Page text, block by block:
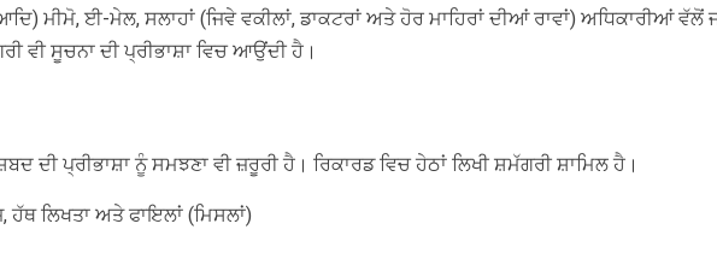
ਮੀਮੋ, ਈ-ਮੇਲ, ਸਲਾਹਾਂ (ਜਿਵੇ ਵਕੀਲਾਂ, ਡਾਕਟਰਾਂ ਅਤੇ ਹੋਰ ਮਾਹਿਰਾਂ ਦੀਆਂ ਰਾਵਾਂ) ਅਧਿਕਾਰੀਆਂ
ਵੀ ਸੂਚਨਾ ਦੀ ਪ੍ਰੀਭਾਸ਼ਾ ਵਿਚ ਆਉਂਦੀ ਹੈ।
ਦੀ ਪ੍ਰੀਭਾਸ਼ਾ ਨੂੰ ਸਮਝਣਾ ਵੀ ਜ਼ਰੂਰੀ ਹੈ। ਰਿਕਾਰਡ ਵਿਚ ਹੇਠਾਂ ਲਿਖੀ ਸ਼ਮੱਗਰੀ ਸ਼ਾਮਿਲ ਹੈ।
ਲਿਖਤਾ ਅਤੇ ਫਾਇਲਾਂ (ਮਿਸਲਾਂ)